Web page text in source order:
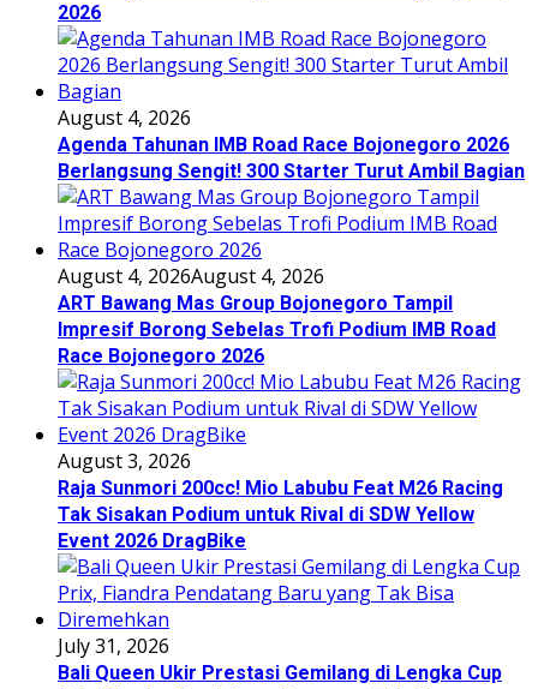
2026
August 4, 2026
Agenda Tahunan IMB Road Race Bojonegoro 2026
Berlangsung Sengit! 300 Starter Turut Ambil Bagian
August 4, 2026August 4, 2026
ART Bawang Mas Group Bojonegoro Tampil
Impresif Borong Sebelas Trofi Podium IMB Road
Race Bojonegoro 2026
August 3, 2026
Raja Sunmori 200cc! Mio Labubu Feat M26 Racing
Tak Sisakan Podium untuk Rival di SDW Yellow
Event 2026 DragBike
July 31, 2026
Bali Queen Ukir Prestasi Gemilang di Lengka Cup